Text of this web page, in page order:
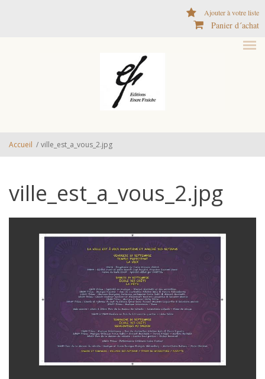
Ajouter à votre liste
Panier d´achat
Accueil / ville_est_a_vous_2.jpg
ville_est_a_vous_2.jpg